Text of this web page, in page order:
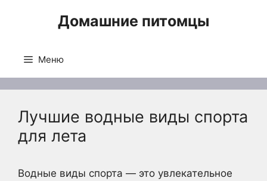
Домашние питомцы
Меню
Лучшие водные виды спорта
для лета
Водные виды спорта — это увлекательное